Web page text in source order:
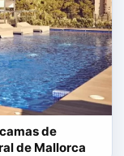
de
de Mallorca